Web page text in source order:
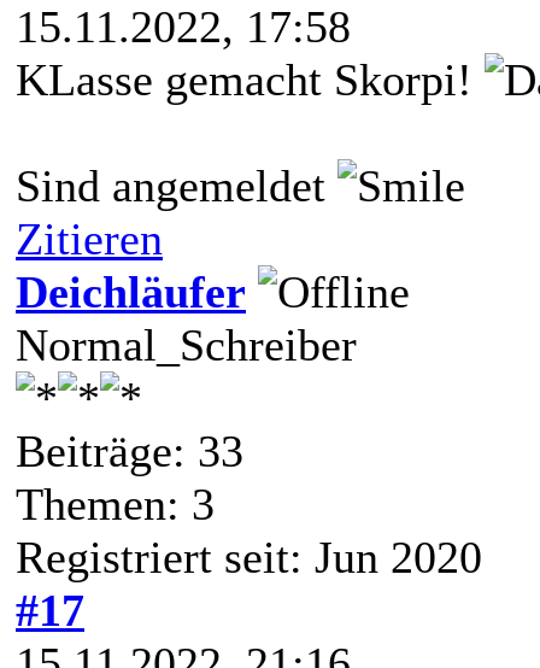
15.11.2022, 17:58
KLasse gemacht Skorpi!
Sind angemeldet
Zitieren
Deichläufer
Normal_Schreiber
Beiträge: 33
Themen: 3
Registriert seit: Jun 2020
#17